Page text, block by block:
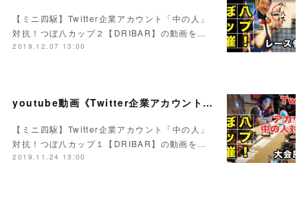
【ミニ四駆】Twitter企業アカウント「中の人」
対抗！つぼ八カップ２【DRIBAR】の動画を…
2019.12.07 13:00
youtube動画《Twitter企業アカウント「中の人」対抗！つぼ八カップ１》をUPいたしました！
【ミニ四駆】Twitter企業アカウント「中の人」
対抗！つぼ八カップ１【DRIBAR】の動画を…
2019.11.24 13:00